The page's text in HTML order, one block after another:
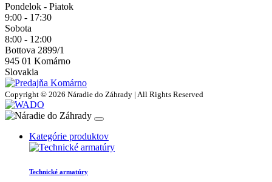
Pondelok - Piatok
9:00 - 17:30
Sobota
8:00 - 12:00
Bottova 2899/1
945 01 Komárno
Slovakia
Copyright © 2026 Náradie do Záhrady | All Rights Reserved
Kategórie produktov
Technické armatúry